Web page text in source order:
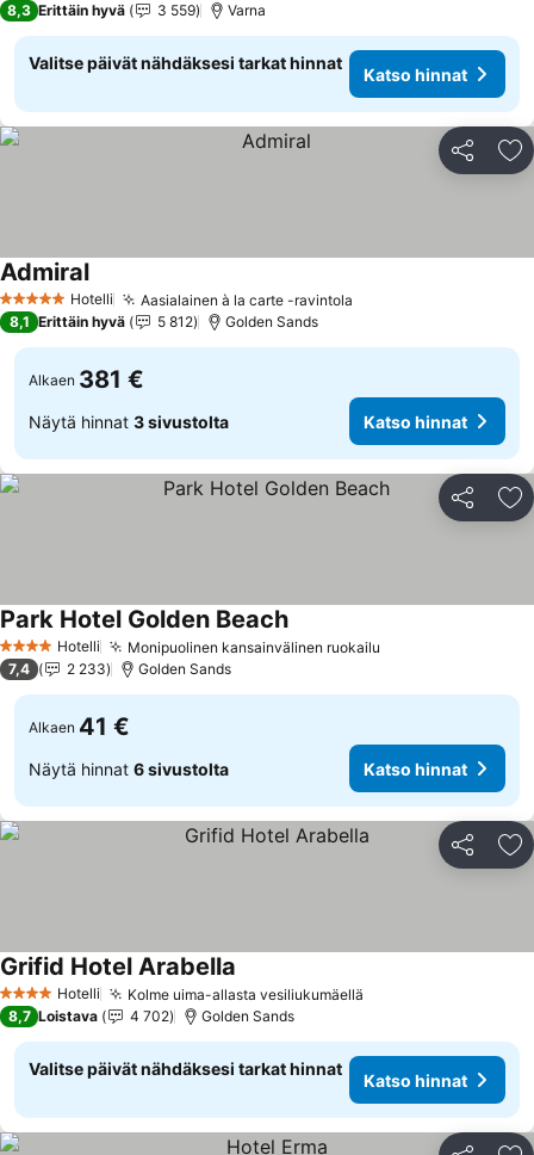
8,3 Erittäin hyvä 3 559 Varna
Valitse päivät nähdäksesi tarkat hinnat
Katso hinnat
Jaa
5 Tähtiluokitus
Hotelli Aasialainen à la carte -ravintola
AdmiralKatso hinnat
8,1 Erittäin hyvä 5 812 Golden Sands
Alkaen 381 €
Näytä hinnat 3 sivustolta Katso hinnat
Jaa
4 Tähtiluokitus
Hotelli Monipuolinen kansainvälinen ruokailu
Park Hotel Golden BeachKatso hinnat
7,4 2 233 Golden Sands
Alkaen 41 €
Näytä hinnat 6 sivustolta Katso hinnat
Jaa
4 Tähtiluokitus
Hotelli Kolme uima-allasta vesiliukumäellä
Grifid Hotel Arabella
8,7 Loistava 4 702 Golden Sands
Valitse päivät nähdäksesi tarkat hinnat
Katso hinnat